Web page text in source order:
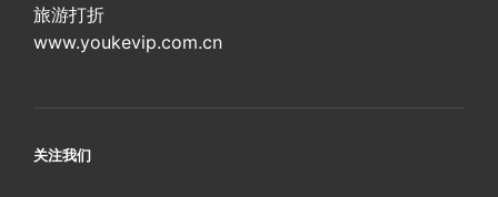
旅游打折
www.youkevip.com.cn
关注我们